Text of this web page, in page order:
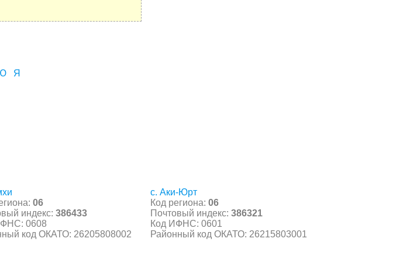
Я
06
индекс: 386433
0608
код ОКАТО: 26205808002
с. Аки-Юрт
Код региона: 06
Почтовый индекс: 386321
Код ИФНС: 0601
Районный код ОКАТО: 26215803001